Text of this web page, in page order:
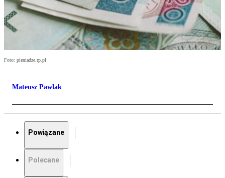
Foto: pieniadze.rp.pl
Mateusz Pawlak
Powiązane
Polecane